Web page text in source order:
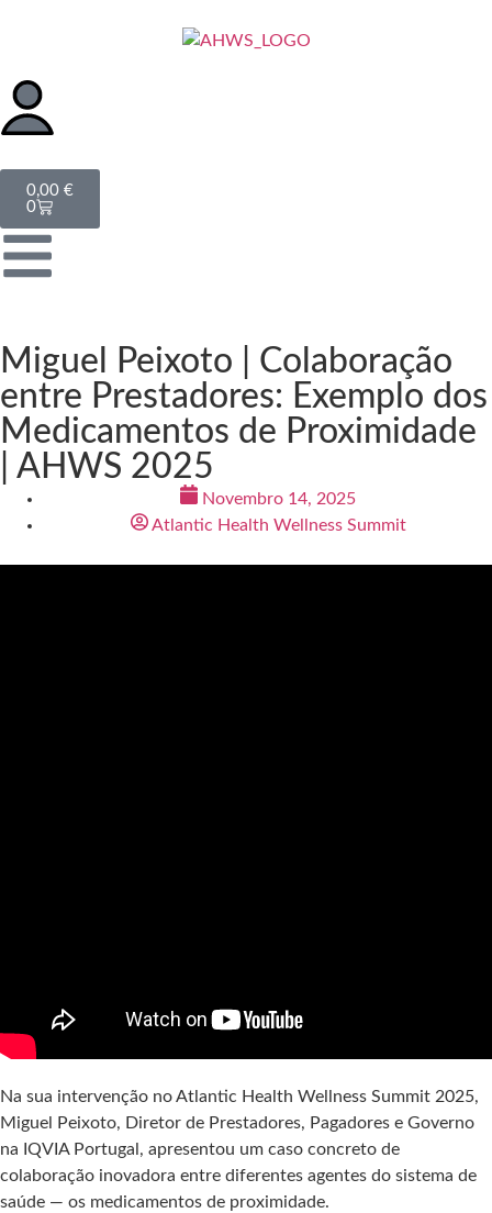
0,00 €
0
Miguel Peixoto | Colaboração
entre Prestadores: Exemplo dos
Medicamentos de Proximidade
| AHWS 2025
Novembro 14, 2025
Atlantic Health Wellness Summit
Na sua intervenção no Atlantic Health Wellness Summit 2025,
Miguel Peixoto, Diretor de Prestadores, Pagadores e Governo
na IQVIA Portugal, apresentou um caso concreto de
colaboração inovadora entre diferentes agentes do sistema de
saúde — os medicamentos de proximidade.